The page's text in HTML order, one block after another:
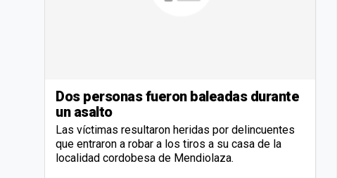
Dos personas fueron baleadas durante
un asalto
Las víctimas resultaron heridas por delincuentes
que entraron a robar a los tiros a su casa de la
localidad cordobesa de Mendiolaza.